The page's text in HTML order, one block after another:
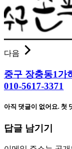
다음
중구 장충동1가
010-5617-3371
아직 댓글이 없어요. 첫
답글 남기기